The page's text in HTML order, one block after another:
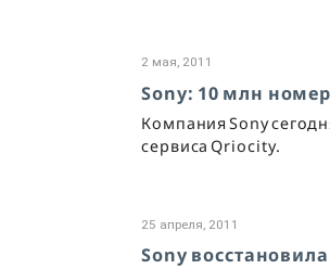
2 мая, 2011
Sony: 10 млн
Компания Sony
сервиса Qriocity.
25 апреля, 2011
Sony